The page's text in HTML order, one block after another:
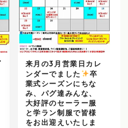
来月の3月営業日カレ
ンダーでました
️卒
業式シーズンにちな
み、パグ達みんな、
大好評のセーラー服
と学ラン制服で皆様
をお出迎えいたしま